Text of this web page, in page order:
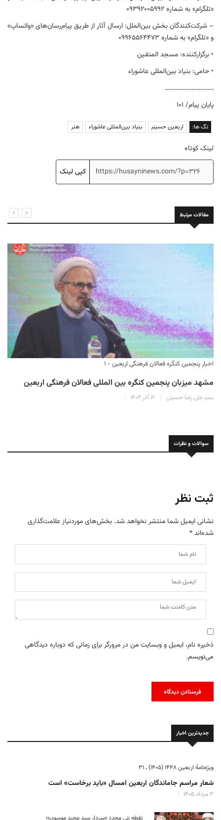
«تلگرام» به شماره ۰۹۳۹۲۰۰۵۹۹۲
– شرکت‌کنندگان بخش بین‌الملل: ارسال آثار از طریق پیام‌رسان‌های «واتساپ»
و «تلگرام» به شماره ۰۹۹۶۵۵۶۴۴۷۳
• برگزارکننده: مسجد المتقین
• حامی: بنیاد بین‌المللی عاشوراء
……………………………
پایان پیام/ ۱۰۱
تگ ها: اربعین حسینی بنیاد بین‌المللی عاشوراء هنر
لینک کوتاه
کپی لینک
مقالات مرتبط
اخبار پنجمین کنگره فعالان فرهنگی اربعین - ۱
مشهد میزبان پنجمین کنگره بین المللی فعالان فرهنگی اربعین
سید علی رضا حسینی ۱۲ آذر ۱۴۰۴
سوالات و نظرات
ثبت نظر
نشانی ایمیل شما منتشر نخواهد شد. بخش‌های موردنیاز علامت‌گذاری
شده‌اند*
ذخیره نام، ایمیل و وبسایت من در مرورگر برای زمانی که دوباره دیدگاهی
می‌نویسم.
جدیدترین اخبار
ویژه‌نامهٔ اربعین ۱۴۴۸ (۱۴۰۵) ـ ۳۱
شعار مراسم جاماندگان اربعین امسال «باید برخاست» است
۳ مرداد ۱۴۰۵
نقطه زنی مجدد «سردار سید مجید موسوی»؛